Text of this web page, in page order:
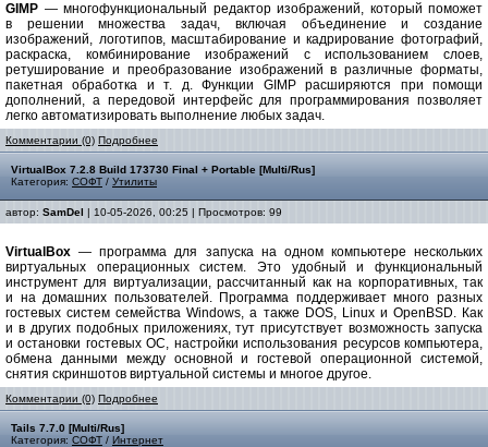
GIMP — многофункциональный редактор изображений, который поможет
в решении множества задач, включая объединение и создание
изображений, логотипов, масштабирование и кадрирование фотографий,
раскраска, комбинирование изображений с использованием слоев,
ретуширование и преобразование изображений в различные форматы,
пакетная обработка и т. д. Функции GIMP расширяются при помощи
дополнений, а передовой интерфейс для программирования позволяет
легко автоматизировать выполнение любых задач.
Комментарии (0) Подробнее
VirtualBox 7.2.8 Build 173730 Final + Portable [Multi/Rus]
Категория: СОФТ / Утилиты
автор: SamDel | 10-05-2026, 00:25 | Просмотров: 99
VirtualBox — программа для запуска на одном компьютере нескольких
виртуальных операционных систем. Это удобный и функциональный
инструмент для виртуализации, рассчитанный как на корпоративных, так
и на домашних пользователей. Программа поддерживает много разных
гостевых систем семейства Windows, а также DOS, Linux и OpenBSD. Как
и в других подобных приложениях, тут присутствует возможность запуска
и остановки гостевых ОС, настройки использования ресурсов компьютера,
обмена данными между основной и гостевой операционной системой,
снятия скриншотов виртуальной системы и многое другое.
Комментарии (0) Подробнее
Tails 7.7.0 [Multi/Rus]
Категория: СОФТ / Интернет